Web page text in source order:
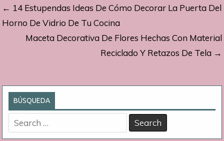
Navegación
de
entradas
← 14 Estupendas Ideas De Cómo Decorar La Puerta Del
Horno De Vidrio De Tu Cocina
Maceta Decorativa De Flores Hechas Con Material
Reciclado Y Retazos De Tela →
BÚSQUEDA
Search
for: